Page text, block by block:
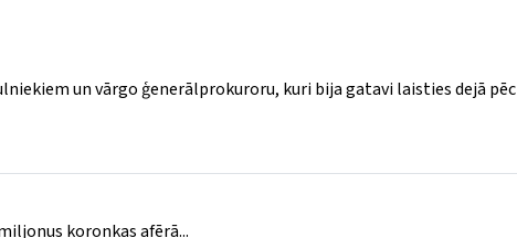
un vārgo ģenerālprokuroru, kuri bija gatavi laisties dejā pēc
koronkas afērā...